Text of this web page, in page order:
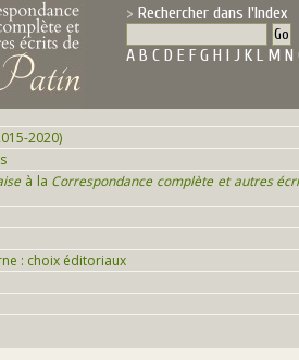
Rechercher dans l'Index
A B C D E F G H I J K L M N